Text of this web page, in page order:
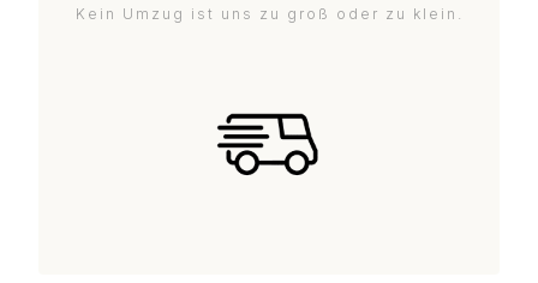
Kein Umzug ist uns zu groß oder zu klein.